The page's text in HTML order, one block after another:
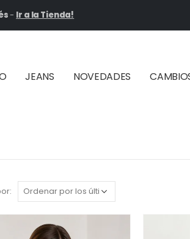
- Ir a la Tienda!
JEANS NOVEDADES